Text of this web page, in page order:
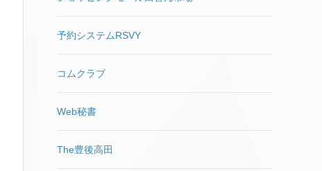
チチートソフトとの非互換性問
になった時にはきっと忘れてし
ォームの送信ボタン下に1行で
ブラウザをプライベートモー
予約システムRSVY
コムクラブ
Web秘書
The豊後高田